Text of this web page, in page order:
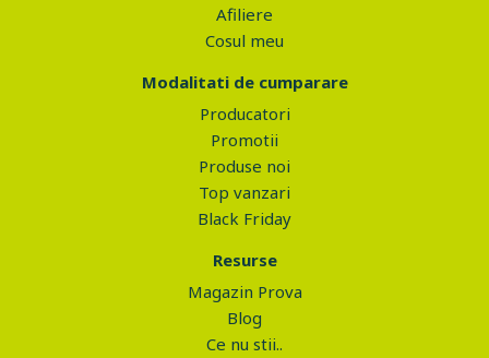
Afiliere
Cosul meu
Modalitati de cumparare
Producatori
Promotii
Produse noi
Top vanzari
Black Friday
Resurse
Magazin Prova
Blog
Ce nu stii..